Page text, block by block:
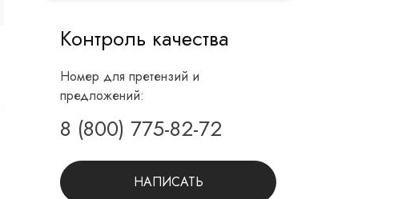
Контроль качества
Номер для претензий и
предложений:
8 (800) 775-82-72
НАПИСАТЬ